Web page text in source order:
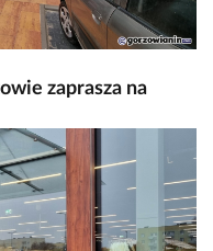
zaprasza na